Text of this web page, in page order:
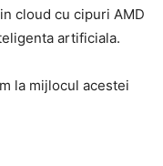
cloud cu cipuri AMD
artificiala.
la mijlocul acestei